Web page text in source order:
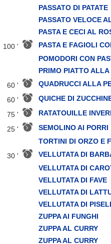
PASSATO DI PATATE
PASSATO VELOCE
PASTA E CECI AL
100 '
PASTA E FAGIOLI
POMODORI CON
PRIMO PIATTO ALLA
60 '
QUADRUCCI ALLA
60 '
QUICHE DI
75 '
RATATOUILLE
25 '
SEMOLINO AI PORRI
TORTINI DI ORZO E
30 '
VELLUTATA DI
VELLUTATA DI
VELLUTATA DI FAVE
VELLUTATA DI
VELLUTATA DI
ZUPPA AI FUNGHI
ZUPPA AL CURRY
ZUPPA AL CURRY